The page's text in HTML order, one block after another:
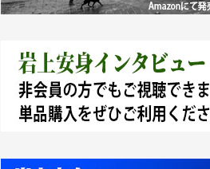
井出 隆太 様
藤田英之 様
藤岡比左志 様
井出 隆太 様
小池説夫 様